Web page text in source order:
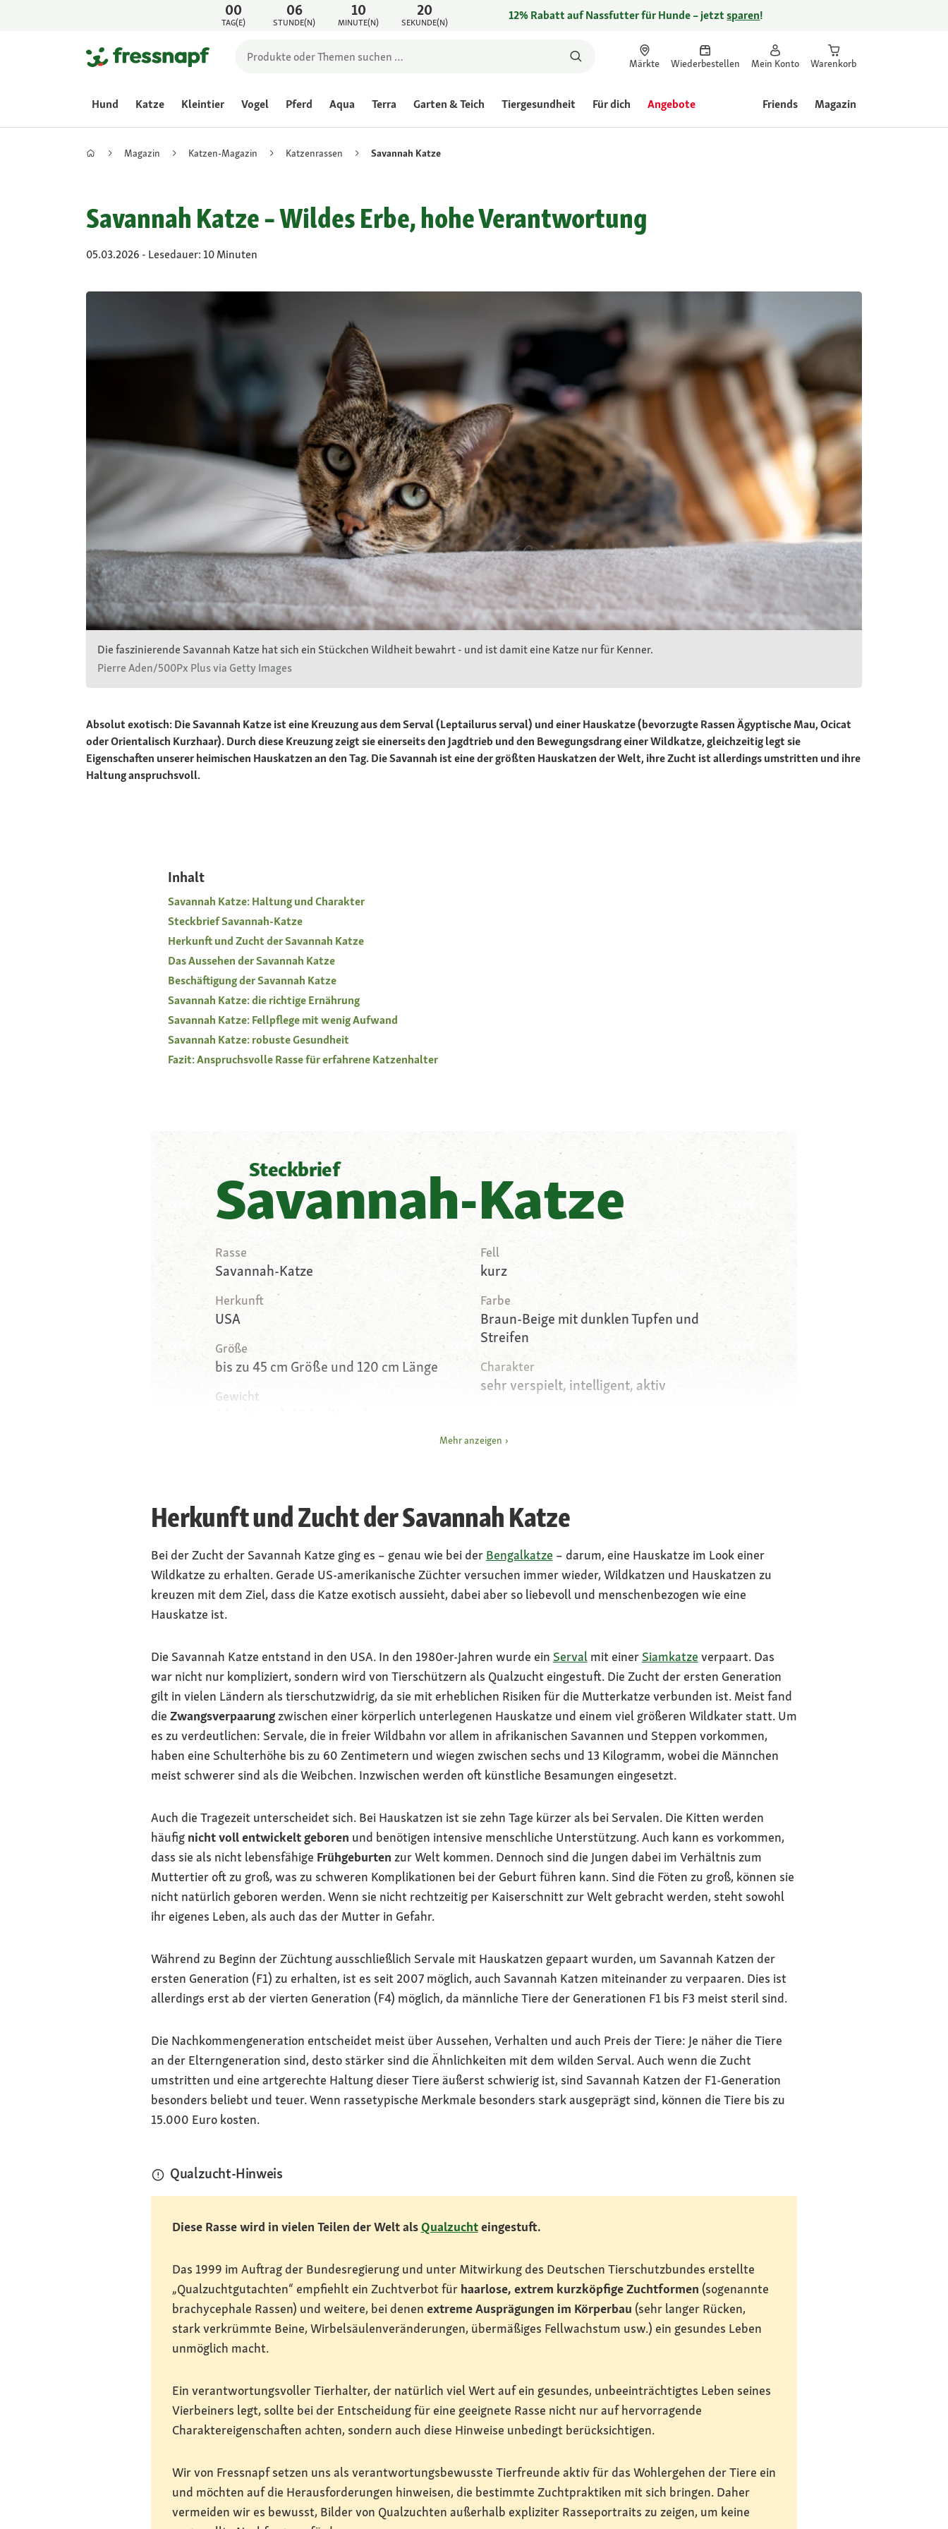
00
TAG(E)
06
STUNDE(N)
10
MINUTE(N)
20
SEKUNDE(N) 12% Rabatt auf Nassfutter für Hunde – jetztsparen!
Märkte Wiederbestellen Mein Konto Warenkorb
Hund Katze Kleintier Vogel Pferd Aqua Terra Garten & Teich Tiergesundheit Für dich Angebote Friends Magazin
Magazin Katzen-Magazin Katzenrassen Savannah Katze
Savannah Katze – Wildes Erbe, hohe Verantwortung
05.03.2026 - Lesedauer: 10 Minuten
Die faszinierende Savannah Katze hat sich ein Stückchen Wildheit bewahrt - und ist damit eine Katze nur für Kenner.
Pierre Aden/500Px Plus via Getty Images
Absolut exotisch: Die Savannah Katze ist eine Kreuzung aus dem Serval (Leptailurus serval) und einer Hauskatze (bevorzugte Rassen Ägyptische Mau, Ocicat
oder Orientalisch Kurzhaar). Durch diese Kreuzung zeigt sie einerseits den Jagdtrieb und den Bewegungsdrang einer Wildkatze, gleichzeitig legt sie
Eigenschaften unserer heimischen Hauskatzen an den Tag. Die Savannah ist eine der größten Hauskatzen der Welt, ihre Zucht ist allerdings umstritten und ihre
Haltung anspruchsvoll.
Inhalt
Savannah Katze: Haltung und Charakter
Steckbrief Savannah-Katze
Herkunft und Zucht der Savannah Katze
Das Aussehen der Savannah Katze
Beschäftigung der Savannah Katze
Savannah Katze: die richtige Ernährung
Savannah Katze: Fellpflege mit wenig Aufwand
Savannah Katze: robuste Gesundheit
Fazit: Anspruchsvolle Rasse für erfahrene Katzenhalter
Steckbrief
Savannah-Katze
Rasse
Savannah-Katze
Herkunft
USA
Größe
bis zu 45 cm Größe und 120 cm Länge
Gewicht
Fell
kurz
Farbe
Braun-Beige mit dunklen Tupfen und
Streifen
Charakter
sehr verspielt, intelligent, aktiv
Hauskatze mit kontrolliertem Freigang
(oder im Gehege), kein Freigänger
Mehr anzeigen
Herkunft und Zucht der Savannah Katze
Bei der Zucht der Savannah Katze ging es – genau wie bei der Bengalkatze – darum, eine Hauskatze im Look einer
Wildkatze zu erhalten. Gerade US-amerikanische Züchter versuchen immer wieder, Wildkatzen und Hauskatzen zu
kreuzen mit dem Ziel, dass die Katze exotisch aussieht, dabei aber so liebevoll und menschenbezogen wie eine
Hauskatze ist.
Die Savannah Katze entstand in den USA. In den 1980er-Jahren wurde ein Servalmit einer Siamkatze verpaart. Das
war nicht nur kompliziert, sondern wird von Tierschützern als Qualzucht eingestuft. Die Zucht der ersten Generation
gilt in vielen Ländern als tierschutzwidrig, da sie mit erheblichen Risiken für die Mutterkatze verbunden ist. Meist fand
die Zwangsverpaarungzwischen einer körperlich unterlegenen Hauskatze und einem viel größeren Wildkater statt. Um
es zu verdeutlichen: Servale, die in freier Wildbahn vor allem in afrikanischen Savannen und Steppen vorkommen,
haben eine Schulterhöhe bis zu 60 Zentimetern und wiegen zwischen sechs und 13 Kilogramm, wobei die Männchen
meist schwerer sind als die Weibchen. Inzwischen werden oft künstliche Besamungen eingesetzt.
Auch die Tragezeit unterscheidet sich. Bei Hauskatzen ist sie zehn Tage kürzer als bei Servalen. Die Kitten werden
häufig nicht voll entwickelt geboren und benötigen intensive menschliche Unterstützung. Auch kann es vorkommen,
dass sie als nicht lebensfähige Frühgeburten zur Welt kommen. Dennoch sind die Jungen dabei im Verhältnis zum
Muttertier oft zu groß, was zu schweren Komplikationen bei der Geburt führen kann. Sind die Föten zu groß, können sie
nicht natürlich geboren werden. Wenn sie nicht rechtzeitig per Kaiserschnitt zur Welt gebracht werden, steht sowohl
ihr eigenes Leben, als auch das der Mutter in Gefahr.
Während zu Beginn der Züchtung ausschließlich Servale mit Hauskatzen gepaart wurden, um Savannah Katzen der
ersten Generation (F1) zu erhalten, ist es seit 2007 möglich, auch Savannah Katzen miteinander zu verpaaren. Dies ist
allerdings erst ab der vierten Generation (F4) möglich, da männliche Tiere der Generationen F1 bis F3 meist steril sind.
Die Nachkommengeneration entscheidet meist über Aussehen, Verhalten und auch Preis der Tiere: Je näher die Tiere
an der Elterngeneration sind, desto stärker sind die Ähnlichkeiten mit dem wilden Serval. Auch wenn die Zucht
umstritten und eine artgerechte Haltung dieser Tiere äußerst schwierig ist, sind Savannah Katzen der F1-Generation
besonders beliebt und teuer. Wenn rassetypische Merkmale besonders stark ausgeprägt sind, können die Tiere bis zu
15.000 Euro kosten.
Qualzucht-Hinweis
Diese Rasse wird in vielen Teilen der Welt alsQualzuchteingestuft.
Das 1999 im Auftrag der Bundesregierung und unter Mitwirkung des Deutschen Tierschutzbundes erstellte
„Qualzuchtgutachten“ empfiehlt ein Zuchtverbot für haarlose, extrem kurzköpfige Zuchtformen (sogenannte
brachycephale Rassen) und weitere, bei denen extreme Ausprägungen im Körperbau (sehr langer Rücken,
stark verkrümmte Beine, Wirbelsäulenveränderungen, übermäßiges Fellwachstum usw.) ein gesundes Leben
unmöglich macht.
Ein verantwortungsvoller Tierhalter, der natürlich viel Wert auf ein gesundes, unbeeinträchtigtes Leben seines
Vierbeiners legt, sollte bei der Entscheidung für eine geeignete Rasse nicht nur auf hervorragende
Charaktereigenschaften achten, sondern auch diese Hinweise unbedingt berücksichtigen.
Wir von Fressnapf setzen uns als verantwortungsbewusste Tierfreunde aktiv für das Wohlergehen der Tiere ein
und möchten auf die Herausforderungen hinweisen, die bestimmte Zuchtpraktiken mit sich bringen. Daher
vermeiden wir es bewusst, Bilder von Qualzuchten außerhalb expliziter Rasseportraits zu zeigen, um keine